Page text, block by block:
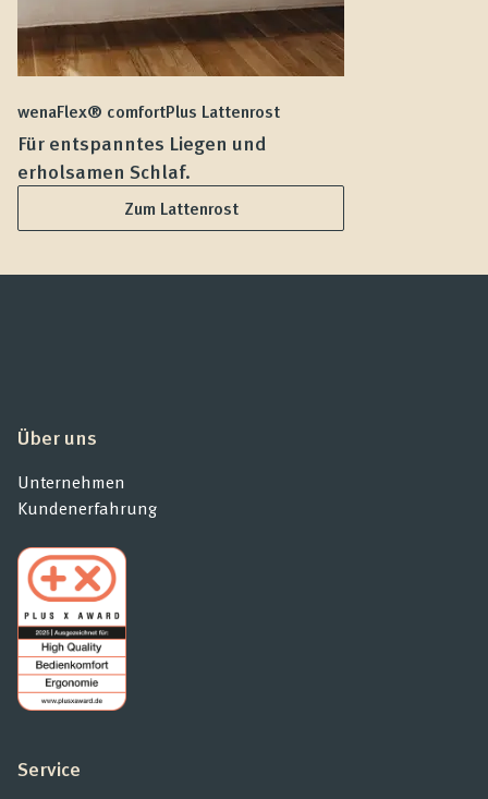
wenaFlex® comfortPlus Lattenrost
Für entspanntes Liegen und
erholsamen Schlaf.
Zum Lattenrost
Über uns
Unternehmen
Kundenerfahrung
Service